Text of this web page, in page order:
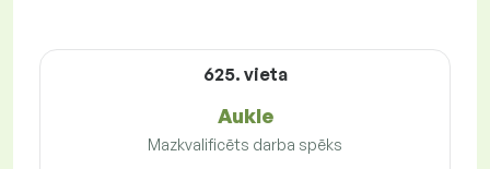
625. vieta
Aukle
Mazkvalificēts darba spēks